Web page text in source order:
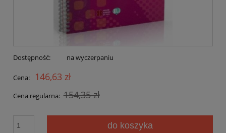
Dostępność: na wyczerpaniu
Cena: 146,63 zł
Cena regularna: 154,35 zł
do koszyka